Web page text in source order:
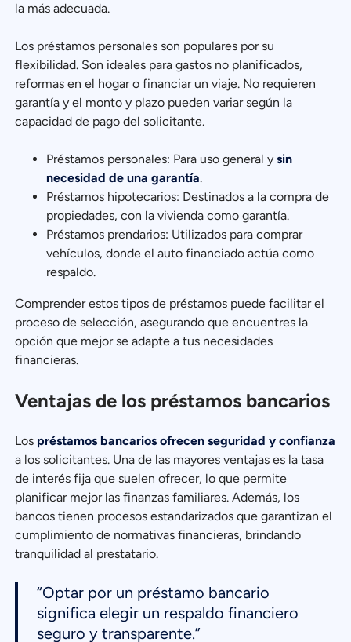
la más adecuada.
Los préstamos personales son populares por su
flexibilidad. Son ideales para gastos no planificados,
reformas en el hogar o financiar un viaje. No requieren
garantía y el monto y plazo pueden variar según la
capacidad de pago del solicitante.
Préstamos personales: Para uso general ysin
necesidad de una garantía.
Préstamos hipotecarios: Destinados a la compra de
propiedades, con la vivienda como garantía.
Préstamos prendarios: Utilizados para comprar
vehículos, donde el auto financiado actúa como
respaldo.
Comprender estos tipos de préstamos puede facilitar el
proceso de selección, asegurando que encuentres la
opción que mejor se adapte a tus necesidades
financieras.
Ventajas de los préstamos bancarios
Los préstamos bancarios ofrecen seguridad y confianza
a los solicitantes. Una de las mayores ventajas es la tasa
de interés fija que suelen ofrecer, lo que permite
planificar mejor las finanzas familiares. Además, los
bancos tienen procesos estandarizados que garantizan el
cumplimiento de normativas financieras, brindando
tranquilidad al prestatario.
“Optar por un préstamo bancario
significa elegir un respaldo financiero
seguro y transparente.”